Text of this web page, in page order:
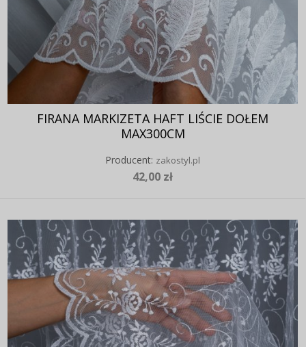
FIRANA MARKIZETA HAFT LIŚCIE DOŁEM
MAX300CM
Producent: zakostyl.pl
42,00 zł